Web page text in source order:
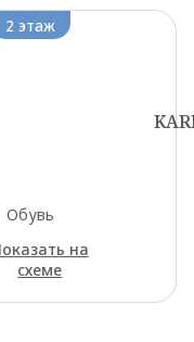
2 этаж
Обувь
на
схеме